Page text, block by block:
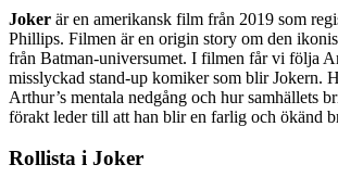
Joker är en amerikansk film från 2019 som
Phillips. Filmen är en origin story om den
från Batman-universumet. I filmen får vi följa
misslyckad stand-up komiker som blir Jokern.
Arthur’s mentala nedgång och hur samhällets
förakt leder till att han blir en farlig och ökänd
Rollista i Joker